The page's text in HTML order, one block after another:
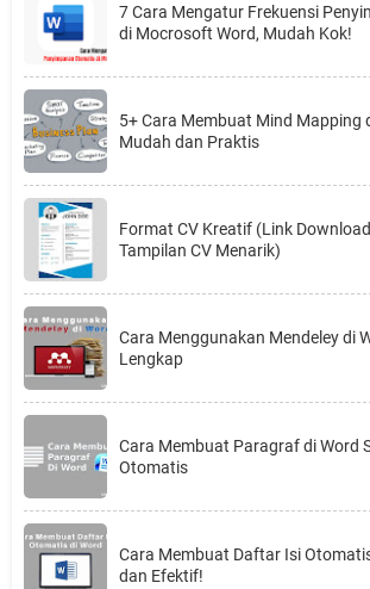
7 Cara Mengatur Frekuensi
di Mocrosoft Word, Mudah Kok!
5+ Cara Membuat Mind Mapping
Mudah dan Praktis
Format CV Kreatif (Link
Tampilan CV Menarik)
Cara Menggunakan Mendeley di
Lengkap
Cara Membuat Paragraf di Word
Otomatis
Cara Membuat Daftar Isi
dan Efektif!